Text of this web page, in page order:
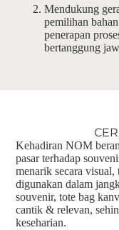
Mendukung
pemilihan
penerapan
bertanggung
Kehadiran NOM
pasar terhadap
menarik secara
digunakan dalam
souvenir, tote bag
cantik & relevan,
keseharian.